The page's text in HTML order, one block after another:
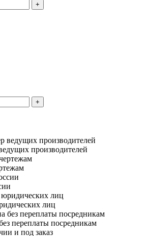
+
+
производителей
лиц
переплаты посредникам